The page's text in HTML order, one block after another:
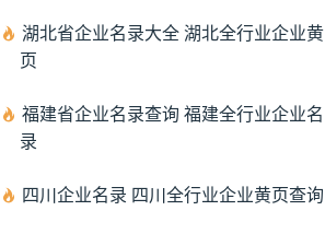
湖北省企业名录大全 湖北全行业企业黄
页
福建省企业名录查询 福建全行业企业名
录
四川企业名录 四川全行业企业黄页查询